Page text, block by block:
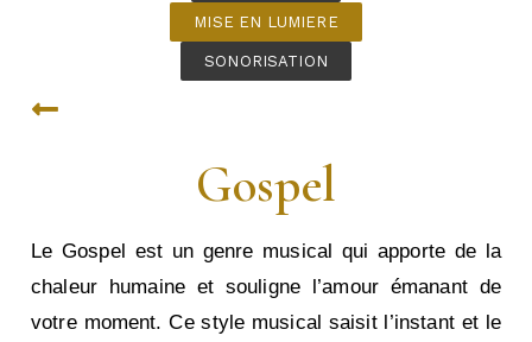
MISE EN LUMIERE
SONORISATION
Gospel
Le Gospel est un genre musical qui apporte de la
chaleur humaine et souligne l’amour émanant de
votre moment. Ce style musical saisit l’instant et le